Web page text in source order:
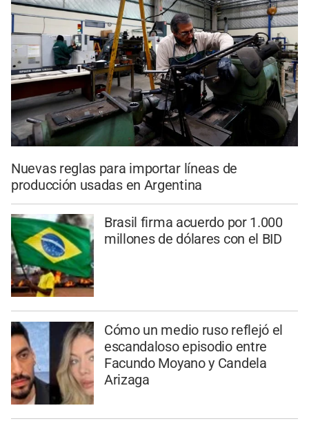
Nuevas reglas para importar líneas de
producción usadas en Argentina
Brasil firma acuerdo por 1.000
millones de dólares con el BID
Cómo un medio ruso reflejó el
escandaloso episodio entre
Facundo Moyano y Candela
Arizaga